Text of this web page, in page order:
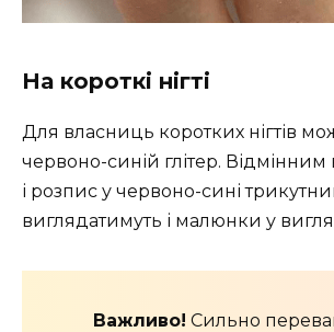
На короткі нігті
Для власниць коротких нігтів
червоно-синій глітер.
і розпис у червоно-сині
виглядатимуть і малюнки у
Важливо! Сильно